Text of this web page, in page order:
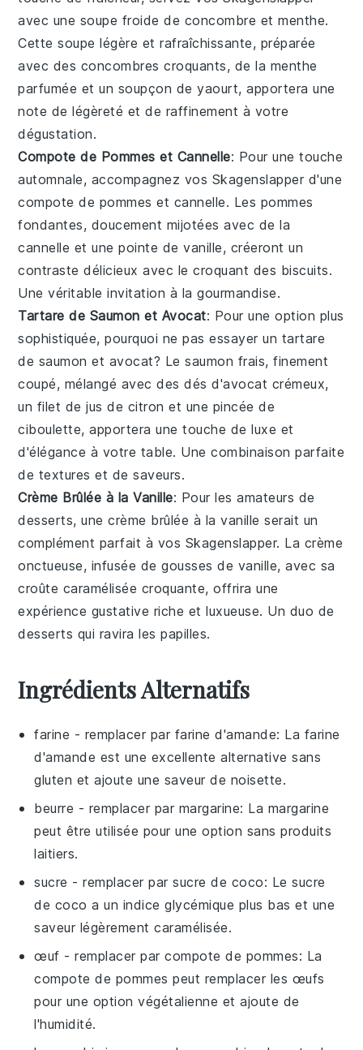
avec une soupe froide de concombre et menthe.
Cettesoupe légère et rafraîchissante, préparée
avec des concombres croquants, de la menthe
parfumée et un soupçon deyaourt, apportera une
note de légèreté et de raffinement à votre
dégustation.
Compote de Pommes et Cannelle: Pour une touche
automnale, accompagnez vos Skagenslapper d'une
compote de pommes et cannelle. Les pommes
fondantes, doucement mijotées avec de la
cannelle et une pointe devanille, créeront un
contraste délicieux avec le croquant des biscuits.
Une véritable invitation à la gourmandise.
Tartare de Saumon et Avocat: Pour une option plus
sophistiquée, pourquoi ne pas essayer un tartare
de saumon et avocat? Lesaumon frais, finement
coupé, mélangé avec des dés d'avocat crémeux,
un filet dejus de citron et une pincée de
ciboulette, apportera une touche de luxe et
d'élégance à votre table. Une combinaison parfaite
de textures et de saveurs.
Crème Brûlée à la Vanille: Pour les amateurs de
desserts, unecrème brûlée à la vanille serait un
complément parfait à vos Skagenslapper. La crème
onctueuse, infusée degousses de vanille, avec sa
croûte caramélisée croquante, offrira une
expérience gustative riche et luxueuse. Un duo de
desserts qui ravira les papilles.
Ingrédients Alternatifs
farine - remplacer par farine d'amande: La farine
d'amande est une excellente alternative sans
gluten et ajoute une saveur de noisette.
beurre - remplacer par margarine: La margarine
peut être utilisée pour une option sans produits
laitiers.
sucre - remplacer parsucre de coco: Le sucre
de coco a un indice glycémique plus bas et une
saveur légèrement caramélisée.
œuf - remplacer parcompote de pommes: La
compote de pommes peut remplacer les œufs
pour une option végétalienne et ajoute de
l'humidité.